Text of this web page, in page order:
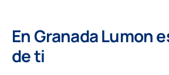
En Granada Lumon
de ti